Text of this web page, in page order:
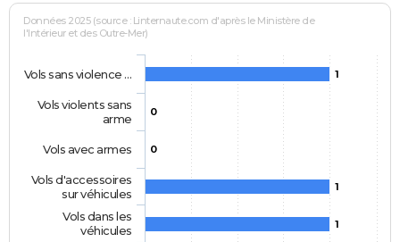
Données 2025 (source : Linternaute.com d'après le Ministère de
l'Intérieur et des Outre-Mer)
1
0
0
1
1
Vols sans violence …
Vols violents sans
arme
Vols avec armes
Vols d'accessoires
sur véhicules
Vols dans les
véhicules